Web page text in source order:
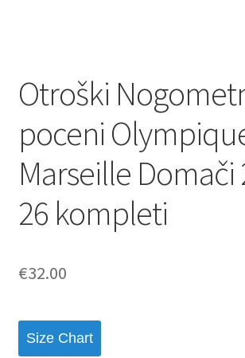
Otroški
poceni
Marseille Domači
26 kompleti
€32.00
Size Chart